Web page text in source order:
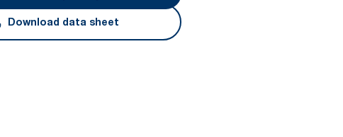
Download data sheet